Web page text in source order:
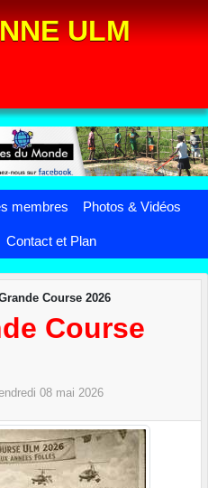
ULM
membres Photos & Vidéos
Contact et Plan
Course 2026
Course
08 mai 2026